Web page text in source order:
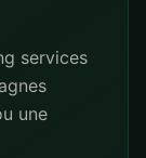
services
une